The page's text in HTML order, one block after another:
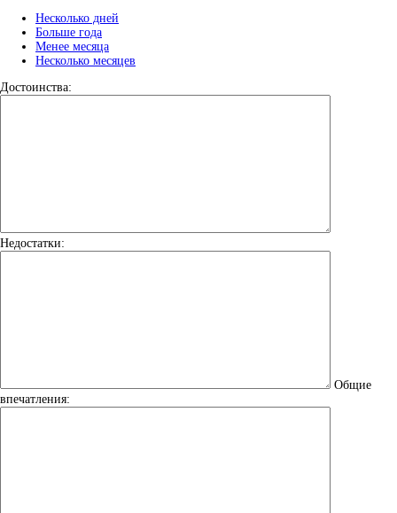
Несколько дней
Больше года
Менее месяца
Несколько месяцев
Достоинства:
Недостатки:
Общие
впечатления: